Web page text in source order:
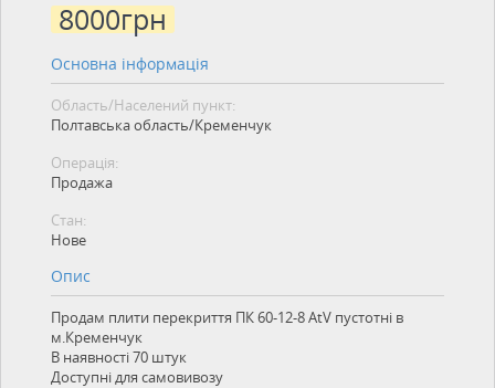
8000грн
Основна інформація
Область/Населений пункт:
Полтавська область/Кременчук
Операція:
Продажа
Стан:
Нове
Опис
Продам плити перекриття ПК 60-12-8 AtV пустотні в
м.Кременчук
В наявності 70 штук
Доступні для самовивозу